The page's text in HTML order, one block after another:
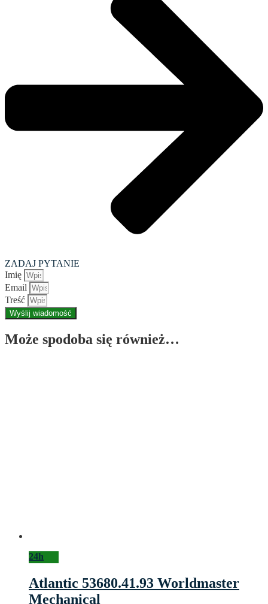
ZADAJ PYTANIE
Imię
Email
Treść
Wyślij wiadomość
Może spodoba się również…
24h
Atlantic 53680.41.93 Worldmaster
Mechanical